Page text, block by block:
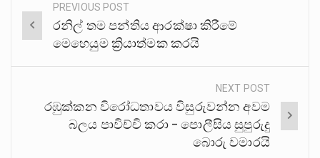
Post
navigation
PREVIOUS POST
රනිල් තම පන්තිය ආරක්ෂා කිරීමේ
මෙහෙයුම ක්‍රියාත්මක කරයි
NEXT POST
රඹුක්කන විරෝධතාවය විසුරුවන්න අවම
බලය පාවිච්චි කරා – පොලීසිය සුපුරුදු
බොරු වමාරයි